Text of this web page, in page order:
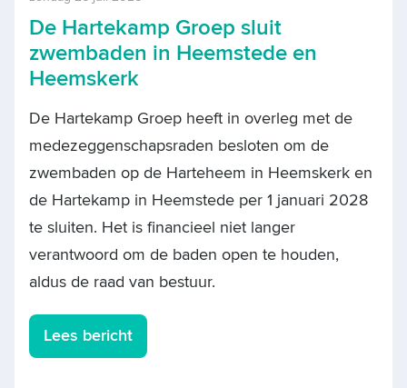
De Hartekamp Groep sluit
zwembaden in Heemstede en
Heemskerk
De Hartekamp Groep heeft in overleg met de
medezeggenschapsraden besloten om de
zwembaden op de Harteheem in Heemskerk en
de Hartekamp in Heemstede per 1 januari 2028
te sluiten. Het is financieel niet langer
verantwoord om de baden open te houden,
aldus de raad van bestuur.
Lees bericht